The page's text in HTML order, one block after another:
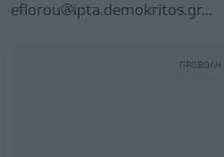
eflorou@ipta.demokritos.gr...